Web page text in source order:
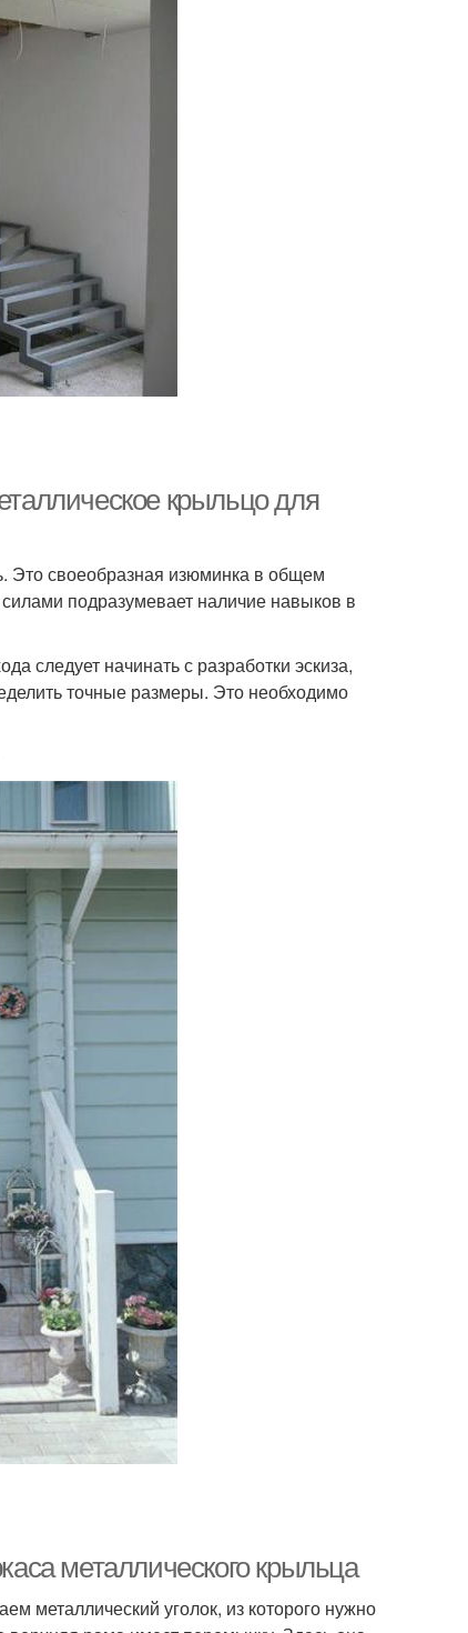
крыльцо для
Это своеобразная изюминка в общем
подразумевает наличие навыков в
следует начинать с разработки эскиза,
точные размеры. Это необходимо
металлического крыльца
металлический уголок, из которого нужно